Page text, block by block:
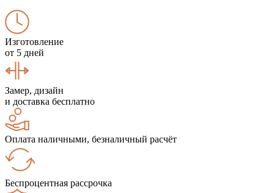
Изготовление
от 5 дней
Замер, дизайн
и доставка бесплатно
Оплата наличными, безналичный расчёт
Беспроцентная рассрочка